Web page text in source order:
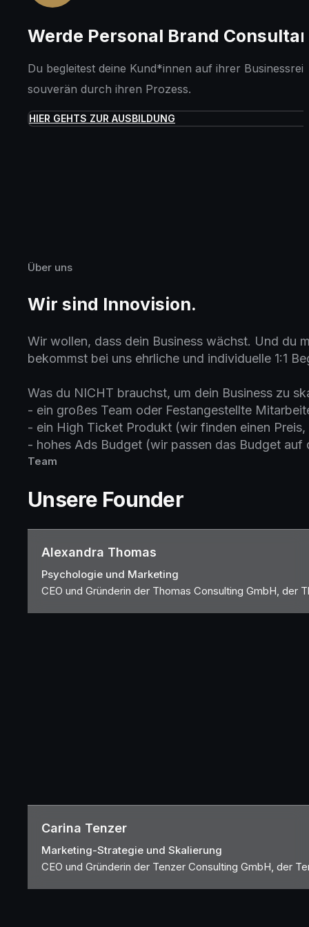
Werde Personal Brand
Du begleitest deine Kund*innen auf ihrer
souverän durch ihren Prozess.
HIER GEHTS ZUR AUSBILDUNG
Über uns
Wir sind Innovision.
Wir wollen, dass dein Business wächst. Und du
bekommst bei uns ehrliche und individuelle 1:1
Was du NICHT brauchst, um dein Business zu
- ein großes Team oder Festangestellte
- ein High Ticket Produkt (wir finden einen
- hohes Ads Budget (wir passen das Budget auf
Team
Unsere Founder
Alexandra Thomas
Psychologie und Marketing
CEO und Gründerin der Thomas Consulting GmbH, der
Carina Tenzer
Marketing-Strategie und Skalierung
CEO und Gründerin der Tenzer Consulting GmbH, der